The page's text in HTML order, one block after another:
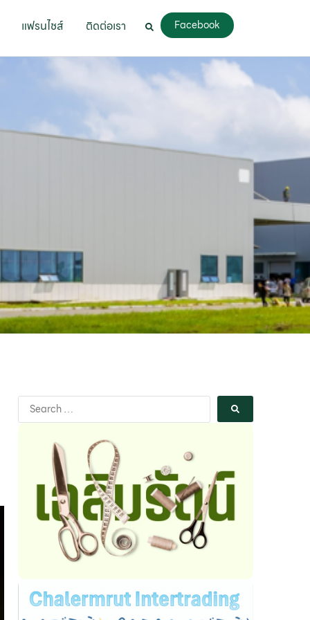
แฟรนไชส์ ติดต่อเรา Facebook